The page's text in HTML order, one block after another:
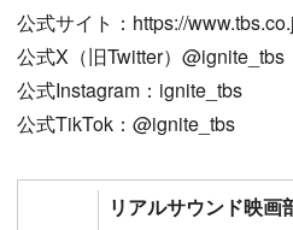
公式サイト：https://
公式X（旧Twitter）@ignite_tbs
公式Instagram：ignite_tbs
公式TikTok：@ignite_tbs
リアルサウンド映画